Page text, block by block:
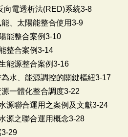
向電透析法(RED)系統3-8
、太陽能整合使用3-9
能整合案例3-10
整合案例3-14
能源整合案例3-16
水、能源調控的關鍵樞紐3-17
一體化整合調度3-22
源聯合運用之案例及文獻3-24
源之聯合運用概念3-28
29